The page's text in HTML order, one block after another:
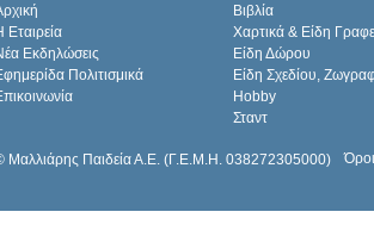
Εταιρεία
Εκδηλώσεις
Πολιτισμικά
Βιβλία
Χαρτικά & Είδη
Είδη Δώρου
Είδη Σχεδίου,
Hobby
Σταντ
Μαλλιάρης Παιδεία Α.Ε. (Γ.Ε.Μ.Η. 038272305000)